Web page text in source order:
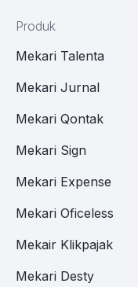
Produk
Mekari Talenta
Mekari Jurnal
Mekari Qontak
Mekari Sign
Mekari Expense
Mekari Oficeless
Mekair Klikpajak
Mekari Desty